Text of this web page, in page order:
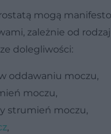
mogą
zależnie od
dolegliwości:
oddawaniu moczu,
moczu,
strumień moczu,
,